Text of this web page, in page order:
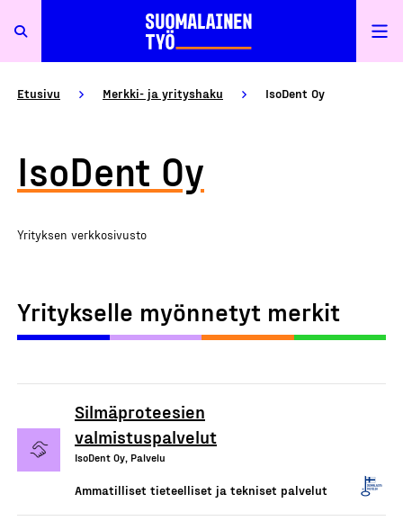
Etusivu Merkki- ja yrityshaku IsoDent Oy
IsoDent Oy
Yrityksen verkkosivusto
Yritykselle myönnetyt merkit
Silmäproteesien
valmistuspalvelut
IsoDent Oy, Palvelu
Ammatilliset tieteelliset ja tekniset palvelut